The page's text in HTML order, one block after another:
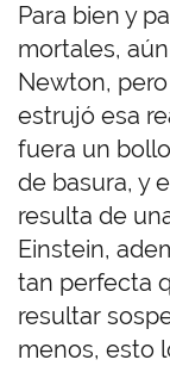
Para bien y
mortales,
Newton,
estrujó esa
fuera un
de basura, y
resulta de
Einstein,
tan perfecta
resultar
menos, esto